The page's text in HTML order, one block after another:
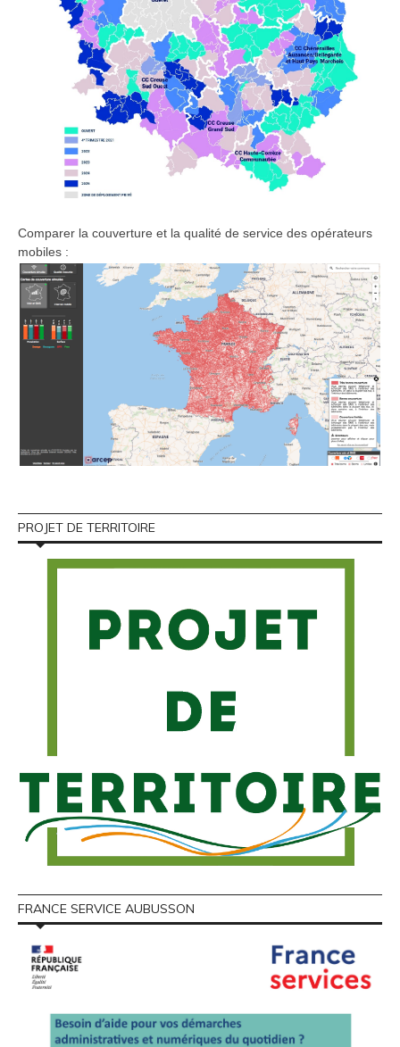
Comparer la couverture et la qualité de service des opérateurs
mobiles :
PROJET DE TERRITOIRE
FRANCE SERVICE AUBUSSON